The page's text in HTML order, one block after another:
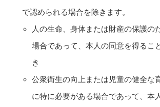
で認められる場合を除きます。
人の生命、身体または財産の保護の
場合であって、本人の同意を得るこ
き
公衆衛生の向上または児童の健全な
に特に必要がある場合であって、本